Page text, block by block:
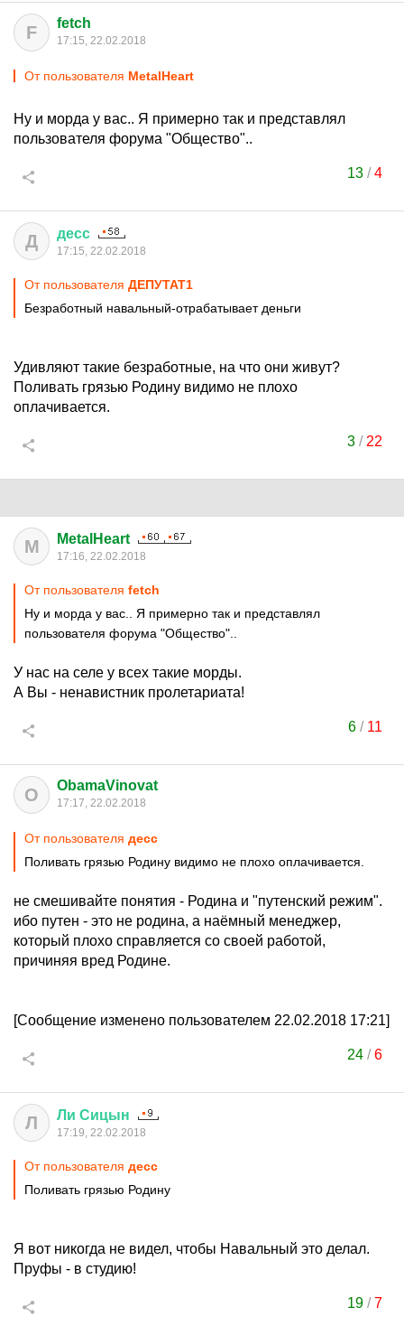
F fetch
17:15, 22.02.2018
От пользователя MetalHeart
Ну и морда у вас.. Я примерно так и представлял
пользователя форума "Общество"..
13 /4
Д десс
17:15, 22.02.2018
От пользователя ДЕПУТАТ1
Безработный навальный-отрабатывает деньги
Удивляют такие безработные, на что они живут?
Поливать грязью Родину видимо не плохо
оплачивается.
3 / 22
M MetalHeart
17:16, 22.02.2018
От пользователя fetch
Ну и морда у вас.. Я примерно так и представлял
пользователя форума "Общество"..
У нас на селе у всех такие морды.
А Вы - ненавистник пролетариата!
6/ 11
O ObamaVinovat
17:17, 22.02.2018
От пользователя десс
Поливать грязью Родину видимо не плохо оплачивается.
не смешивайте понятия - Родина и "путенский режим".
ибо путен - это не родина, а наёмный менеджер,
который плохо справляется со своей работой,
причиняя вред Родине.
[Сообщение изменено пользователем 22.02.2018 17:21]
24 /6
Л Ли Сицын
17:19, 22.02.2018
От пользователя десс
Поливать грязью Родину
Я вот никогда не видел, чтобы Навальный это делал.
Пруфы - в студию!
19 /7